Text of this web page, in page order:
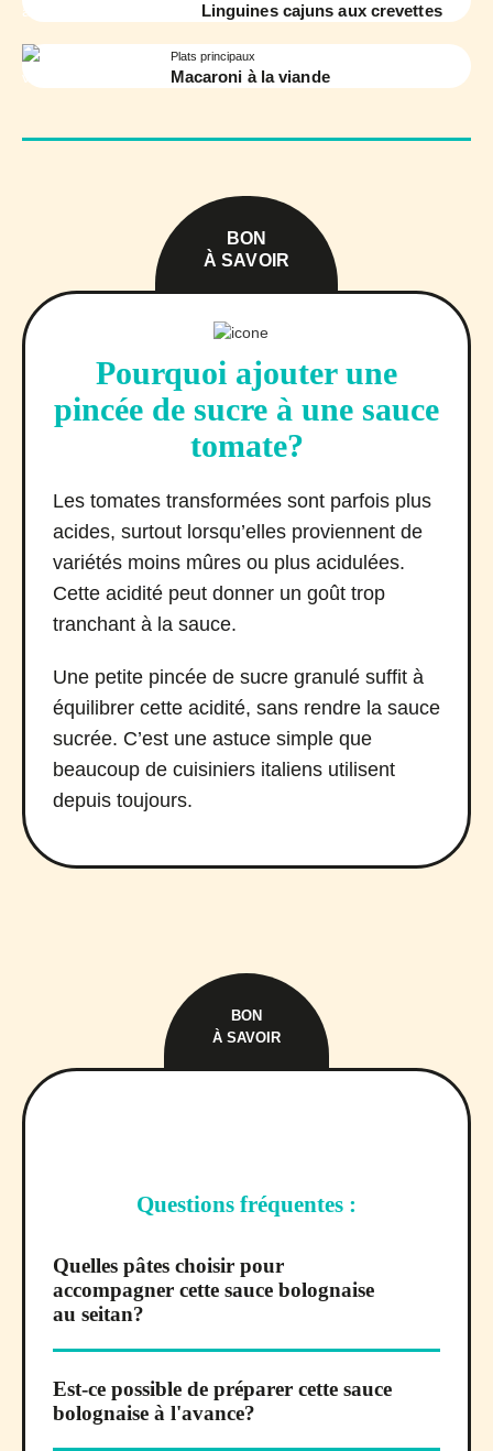
Linguines cajuns aux crevettes
Plats principaux
Macaroni à la viande
BON
À SAVOIR
Pourquoi ajouter une
pincée de sucre à une sauce
tomate?
Les tomates transformées sont parfois plus
acides, surtout lorsqu’elles proviennent de
variétés moins mûres ou plus acidulées.
Cette acidité peut donner un goût trop
tranchant à la sauce.
Une petite pincée de sucre granulé suffit à
équilibrer cette acidité, sans rendre la sauce
sucrée. C’est une astuce simple que
beaucoup de cuisiniers italiens utilisent
depuis toujours.
BON
À SAVOIR
Questions fréquentes :
Quelles pâtes choisir pour
accompagner cette sauce bolognaise
au seitan?
Est-ce possible de préparer cette sauce
bolognaise à l'avance?